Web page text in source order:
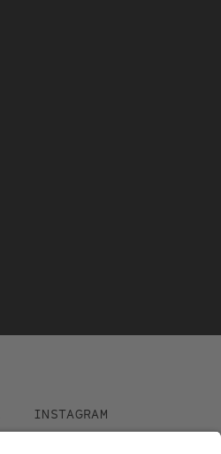
INSTAGRAM